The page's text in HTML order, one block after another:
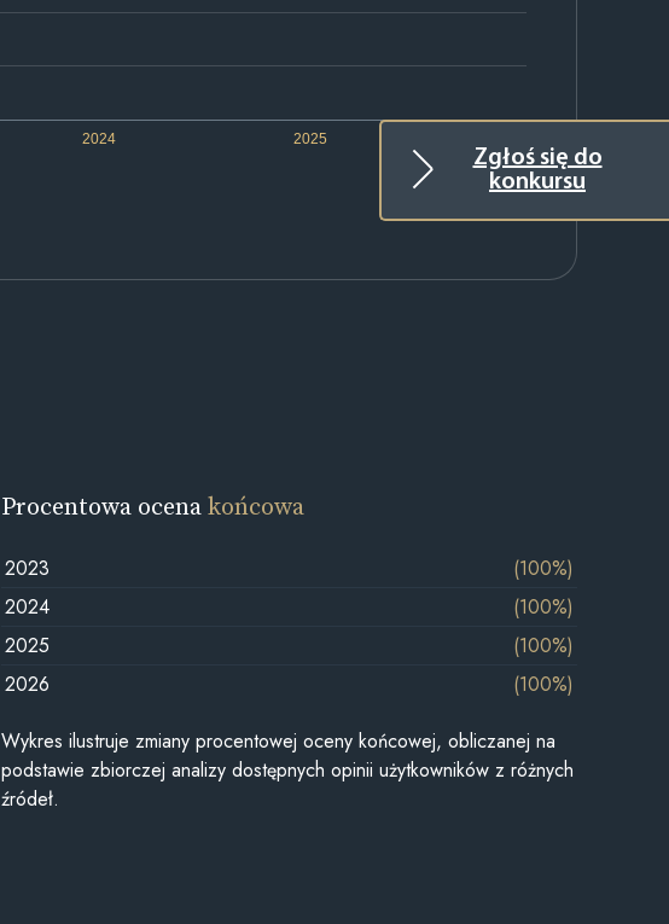
Zgłoś się do
konkursu
2024 2025
Procentowa ocenakońcowa
2023
(100%)
2024
(100%)
2025
(100%)
2026
(100%)
Wykres ilustruje zmiany procentowej oceny końcowej, obliczanej na
podstawie zbiorczej analizy dostępnych opinii użytkowników z różnych
źródeł.